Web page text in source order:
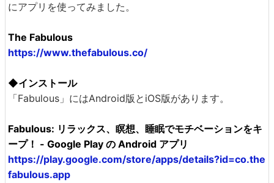
にアプリを使ってみました。
The Fabulous
https://www.thefabulous.co/
◆インストール
「Fabulous」にはAndroid版とiOS版があります。
Fabulous: リラックス、瞑想、睡眠でモチベーションをキ
ープ！ - Google Play の Android アプリ
https://play.google.com/store/apps/details?id=co.the
fabulous.app